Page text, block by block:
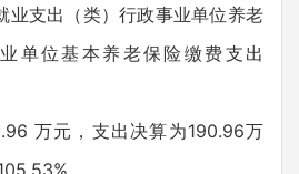
支出（类）行政事业单位养老
单位基本养老保险缴费支出
万元，支出决算为190.96万
。